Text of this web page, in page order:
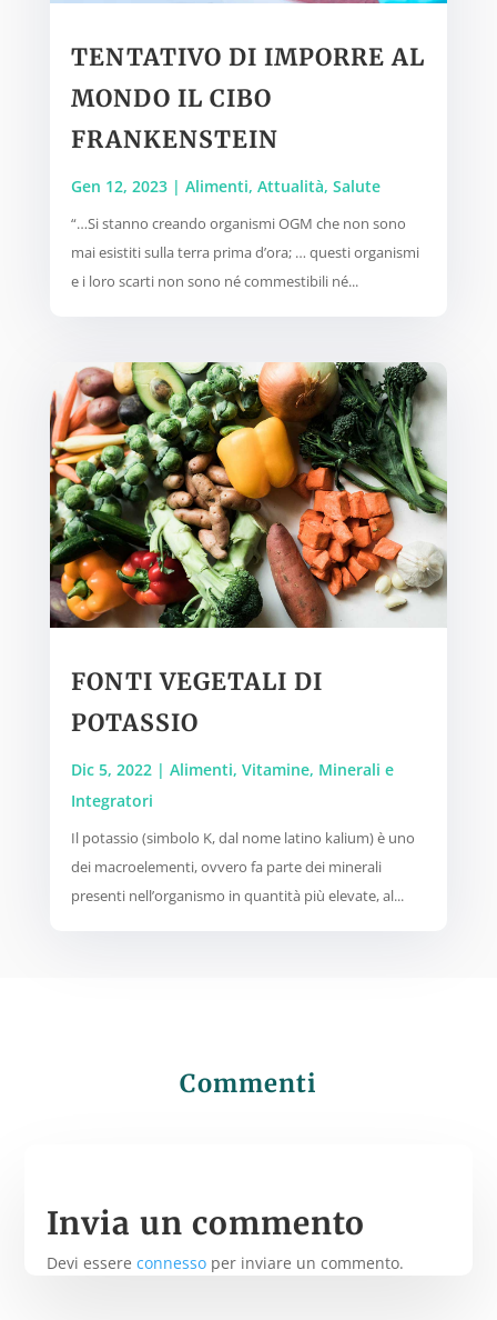
TENTATIVO DI IMPORRE AL
MONDO IL CIBO
FRANKENSTEIN
Gen 12, 2023| Alimenti, Attualità, Salute
“…Si stanno creando organismi OGM che non sono
mai esistiti sulla terra prima d’ora; … questi organismi
e i loro scarti non sono né commestibili né...
FONTI VEGETALI DI
POTASSIO
Dic 5, 2022| Alimenti, Vitamine, Minerali e
Integratori
Il potassio (simbolo K, dal nome latino kalium) è uno
dei macroelementi, ovvero fa parte dei minerali
presenti nell’organismo in quantità più elevate, al...
Commenti
Invia un commento
Devi essereconnesso per inviare un commento.